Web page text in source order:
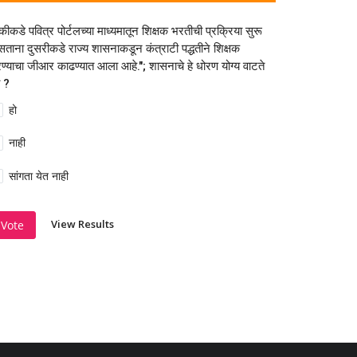
पवित्र पोर्टलच्या माध्यमातून शिक्षक भरतीची प्रक्रिया सुरू
दुसरीकडे राज्य शासनाकडून कंत्राटी पद्धतीने शिक्षक
जीआर काढण्यात आला आहे."; शासनाचे हे धोरण योग्य वाटते
?
हो
नाही
सांगता येत नाही
Vote View Results